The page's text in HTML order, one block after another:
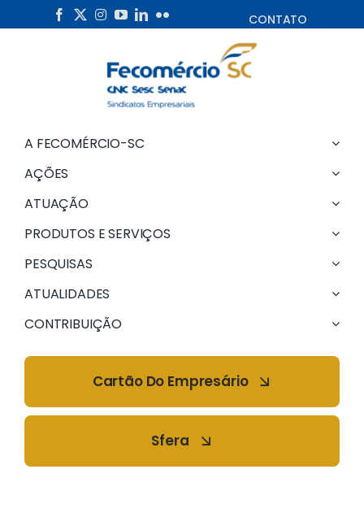
to
CONTATO
A FECOMÉRCIO-SC
AÇÕES
ATUAÇÃO
PRODUTOS E SERVIÇOS
PESQUISAS
ATUALIDADES
CONTRIBUIÇÃO
Cartão Do Empresário
Sfera